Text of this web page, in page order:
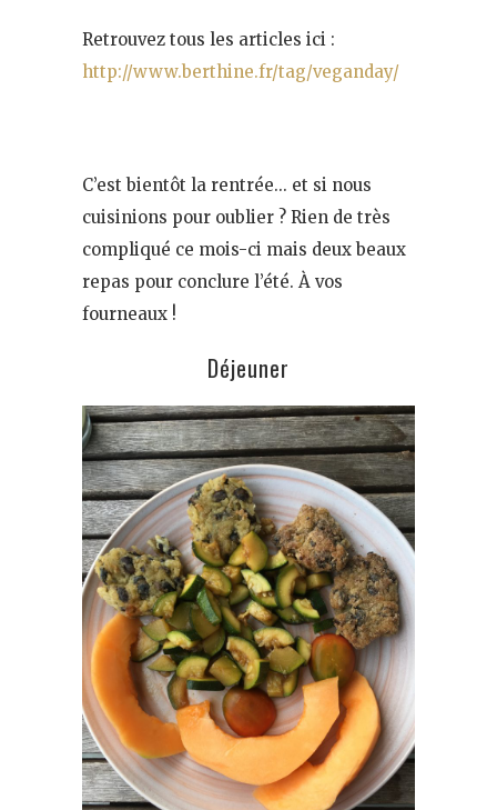
Retrouvez tous les articles ici :
http://www.berthine.fr/tag/veganday/
C’est bientôt la rentrée… et si nous
cuisinions pour oublier ? Rien de très
compliqué ce mois-ci mais deux beaux
repas pour conclure l’été. À vos
fourneaux !
Déjeuner